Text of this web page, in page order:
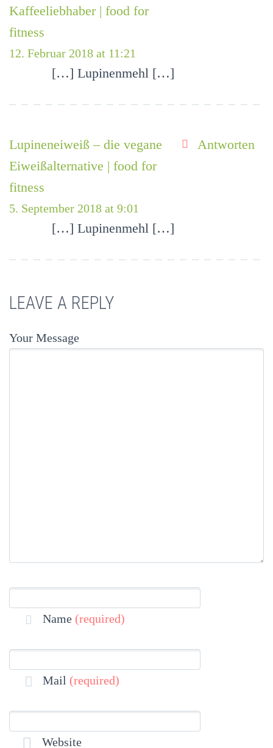
Kaffeeliebhaber | food for
fitness
12. Februar 2018 at 11:21
[…] Lupinenmehl […]
Lupineneiweiß – die vegane
Eiweißalternative | food for
fitness
5. September 2018 at 9:01
Antworten
[…] Lupinenmehl […]
LEAVE A REPLY
Your Message
Name (required)
Mail (required)
Website